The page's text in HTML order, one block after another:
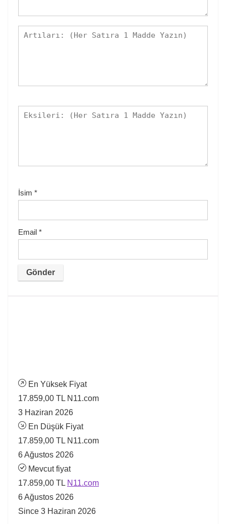
İsim *
Email *
En Yüksek Fiyat
17.859,00 TL N11.com
3 Haziran 2026
En Düşük Fiyat
17.859,00 TL N11.com
6 Ağustos 2026
Mevcut fiyat
17.859,00 TL N11.com
6 Ağustos 2026
Since 3 Haziran 2026